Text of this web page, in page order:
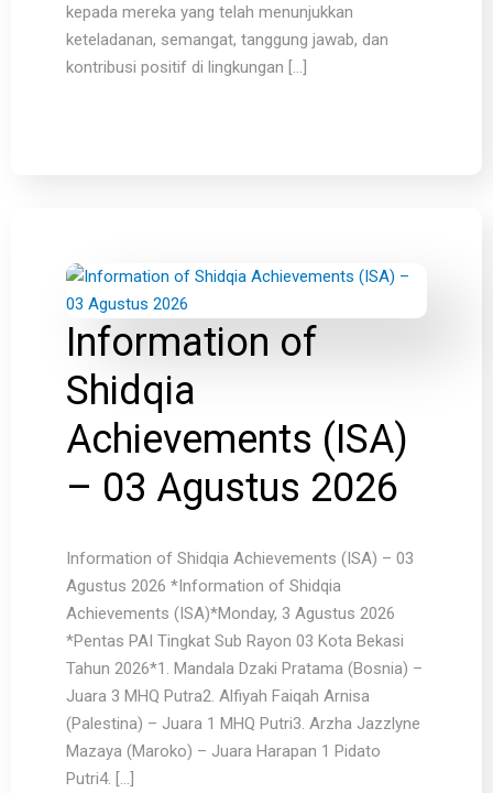
kepada mereka yang telah menunjukkan
keteladanan, semangat, tanggung jawab, dan
kontribusi positif di lingkungan […]
Information of
Shidqia
Achievements (ISA)
– 03 Agustus 2026
Information of Shidqia Achievements (ISA) – 03
Agustus 2026 *Information of Shidqia
Achievements (ISA)*Monday, 3 Agustus 2026
*Pentas PAI Tingkat Sub Rayon 03 Kota Bekasi
Tahun 2026*1. Mandala Dzaki Pratama (Bosnia) –
Juara 3 MHQ Putra2. Alfiyah Faiqah Arnisa
(Palestina) – Juara 1 MHQ Putri3. Arzha Jazzlyne
Mazaya (Maroko) – Juara Harapan 1 Pidato
Putri4. […]